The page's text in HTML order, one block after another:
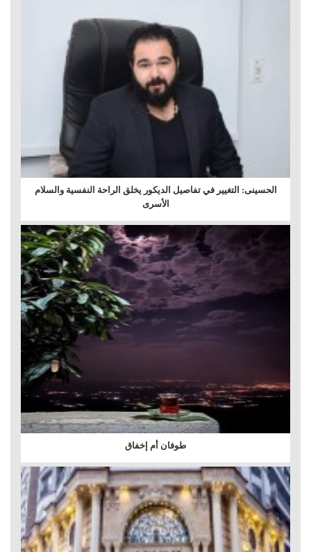
الحسينى: التغيير في تفاصيل الديكور يخلق الراحة النفسية والسلام
الأسرى
طوفان أم إخفاق